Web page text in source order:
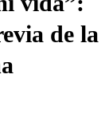
de la